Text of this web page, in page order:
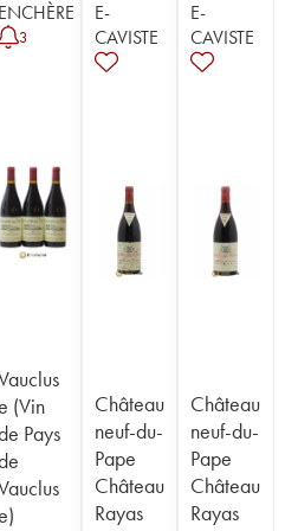
ENCHÈRE
3
(Vin
Pays
E-
CAVISTE
Château
neuf-du-
Pape
Château
Rayas
E-
CAVISTE
Château
neuf-du-
Pape
Château
Rayas